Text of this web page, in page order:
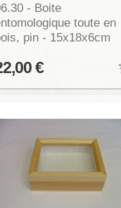
- Boite
toute en
pin - 15x18x6cm
€